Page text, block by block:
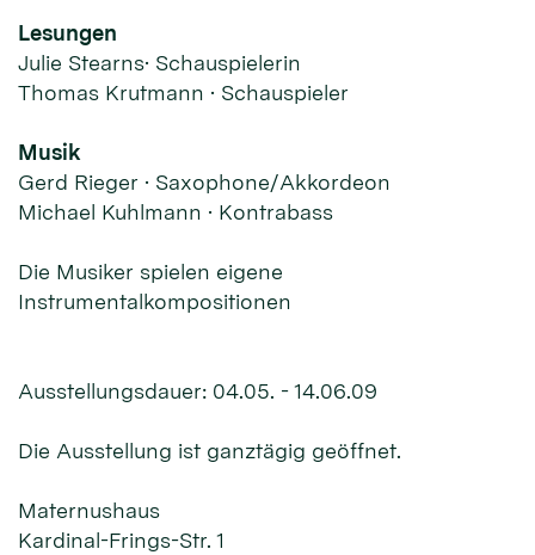
Lesungen
Julie Stearns· Schauspielerin
Thomas Krutmann · Schauspieler
Musik
Gerd Rieger · Saxophone/Akkordeon
Michael Kuhlmann · Kontrabass
Die Musiker spielen eigene
Instrumentalkompositionen
Ausstellungsdauer: 04.05. - 14.06.09
Die Ausstellung ist ganztägig geöffnet.
Maternushaus
Kardinal-Frings-Str. 1